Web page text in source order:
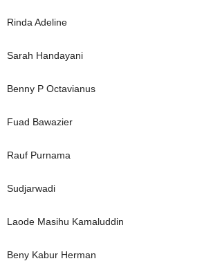
Rinda Adeline
Sarah Handayani
Benny P Octavianus
Fuad Bawazier
Rauf Purnama
Sudjarwadi
Laode Masihu Kamaluddin
Beny Kabur Herman